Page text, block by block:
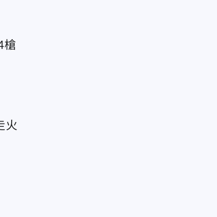
槍
火